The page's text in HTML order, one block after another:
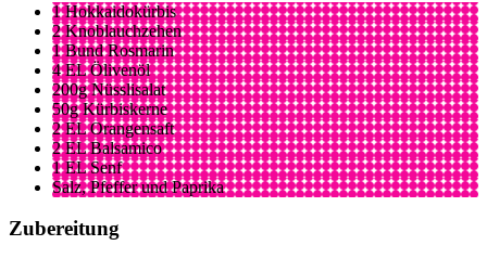
1 Hokkaidokürbis
2 Knoblauchzehen
1 Bund Rosmarin
4 EL Ölivenöl
200g Nüsslisalat
50g Kürbiskerne
2 EL Orangensaft
2 EL Balsamico
1 EL Senf
Salz, Pfeffer und Paprika
Zubereitung